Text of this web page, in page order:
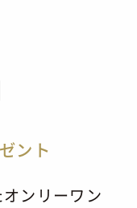
ント
ンリーワン